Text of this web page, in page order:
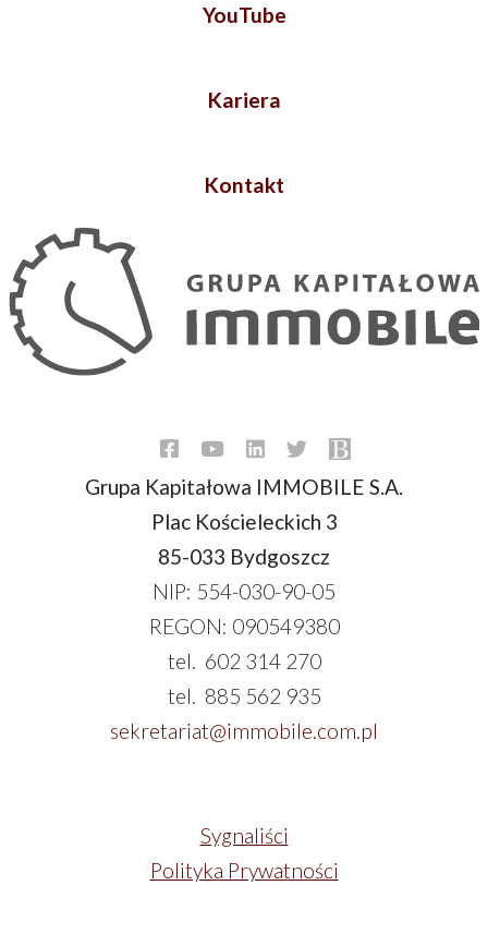
YouTube
Kariera
Kontakt
Grupa Kapitałowa IMMOBILE S.A.
Plac Kościeleckich 3
85-033 Bydgoszcz
NIP: 554-030-90-05
REGON: 090549380
tel. 602 314 270
tel. 885 562 935
sekretariat@immobile.com.pl
Sygnaliści
Polityka Prywatności